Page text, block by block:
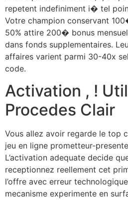
repetent indefiniment i� tel
Votre champion conservant
50% attire 200� bonus
dans fonds supplementaires.
affaires varient parmi 30-40x
code.
Activation , !
Procedes Clair
Vous allez avoir regarde le top
jeu en ligne prometteur-
L’activation adequate decide
receptionnez reellement cet
l’offre avec erreur
mecanisme experimente en